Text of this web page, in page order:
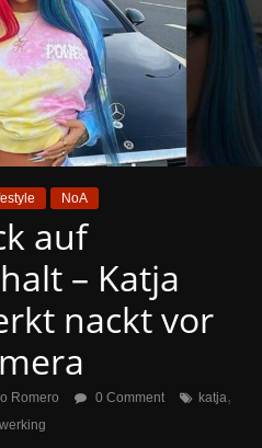
NoA
auf
– Katja
nackt vor
Romero 0 Comment katja,